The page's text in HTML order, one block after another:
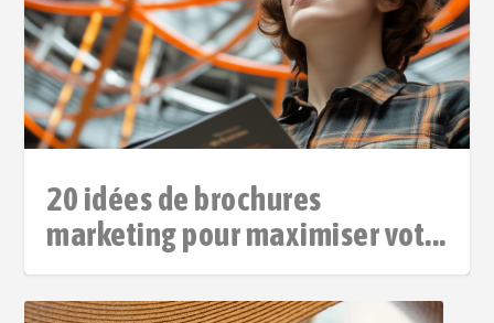
20 idées de brochures
marketing pour maximiser vot...